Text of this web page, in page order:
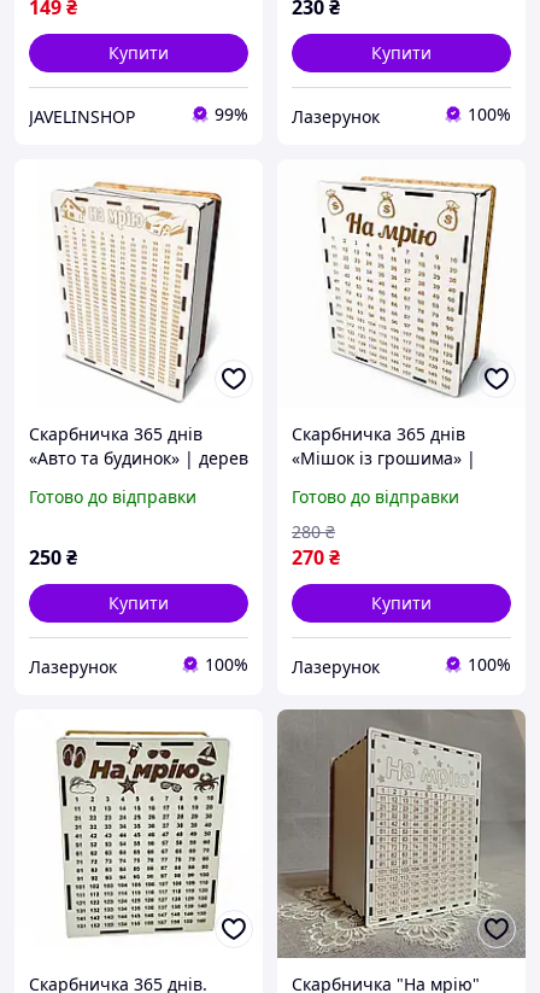
149₴
Купити
JAVELINSHOP 99%
230₴
Купити
Лазерунок 100%
Скарбничка 365 днів
«Авто та будинок» | дерев
накопичення (M, 20×13×7
Готово до відправки
250₴
Купити
Лазерунок 100%
Скарбничка 365 днів
«Мішок із грошима» |
для накопичення (L,
30×20×10 см)
Готово до відправки
270₴
280 ₴
Купити
Лазерунок 100%
Скарбничка 365 днів.
Скарбничка "На мрію"